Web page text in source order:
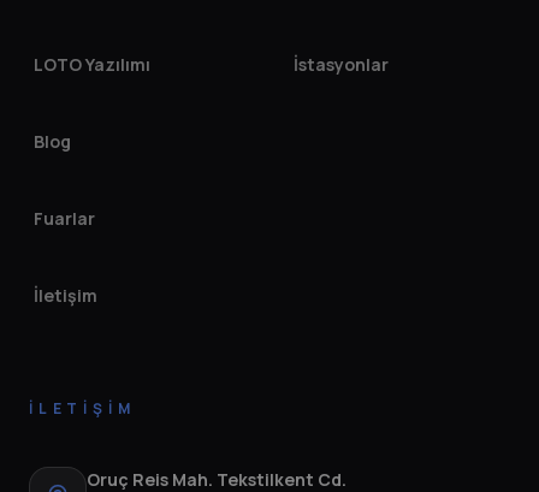
LOTO Yazılımı
Blog
Fuarlar
İletişim
İstasyonlar
İLETIŞIM
Oruç Reis Mah. Tekstilkent Cd.